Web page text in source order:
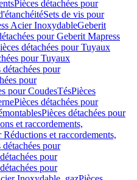
Pièces détachées pour
Sets de vis pour
Acier InoxydableGeberit
pour Geberit Mapress
détachées pour Tuyaux
pour Tuyaux
détachées pour
pour
pour CoudesTésPièces
Pièces détachées pour
Pièces détachées pour
et raccordements,
Réductions et raccordements,
détachées pour
pour
pour